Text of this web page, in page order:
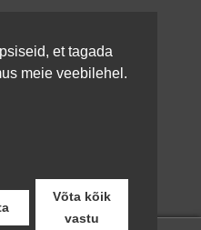
et tagada
meie veebilehel.
Võta kõik
vastu